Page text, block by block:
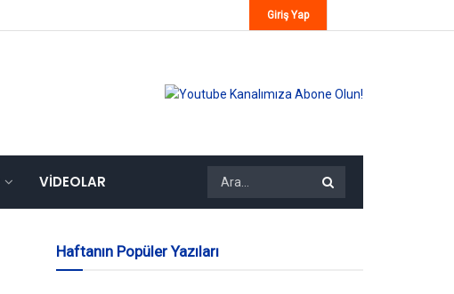
Giriş Yap
VIDEOLAR
Haftanın Popüler Yazıları